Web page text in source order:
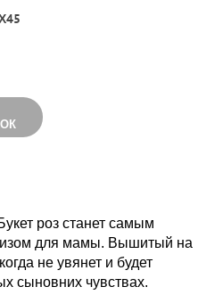
роз станет самым
для мамы. Вышитый на
не увянет и будет
сыновних чувствах.